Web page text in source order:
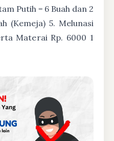
Putih = 6 Buah dan 2
(Kemeja) 5. Melunasi
Materai Rp. 6000 1